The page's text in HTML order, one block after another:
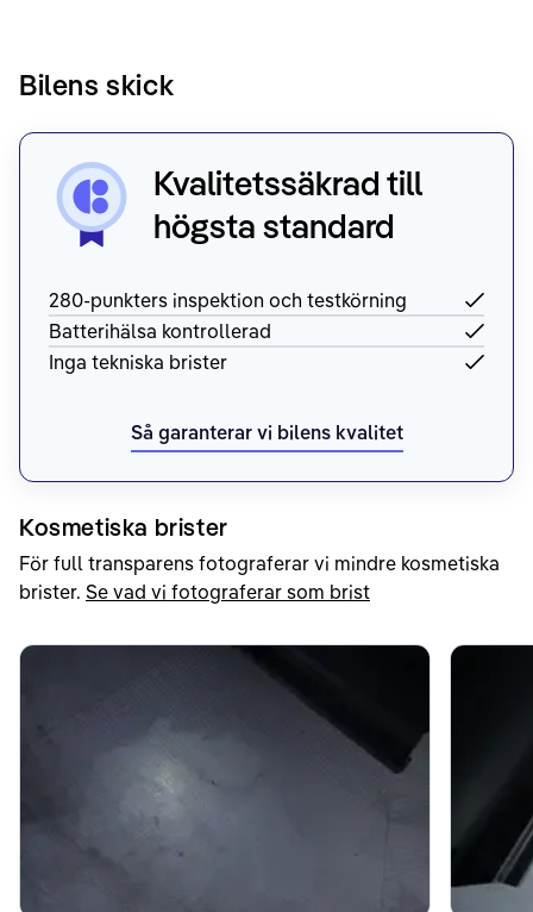
Bilens skick
Kvalitetssäkrad till
högsta standard
280-punkters inspektion och testkörning
Batterihälsa kontrollerad
Inga tekniska brister
Så garanterar vi bilens kvalitet
Kosmetiska brister
För full transparens fotograferar vi mindre kosmetiska
brister. Se vad vi fotograferar som brist